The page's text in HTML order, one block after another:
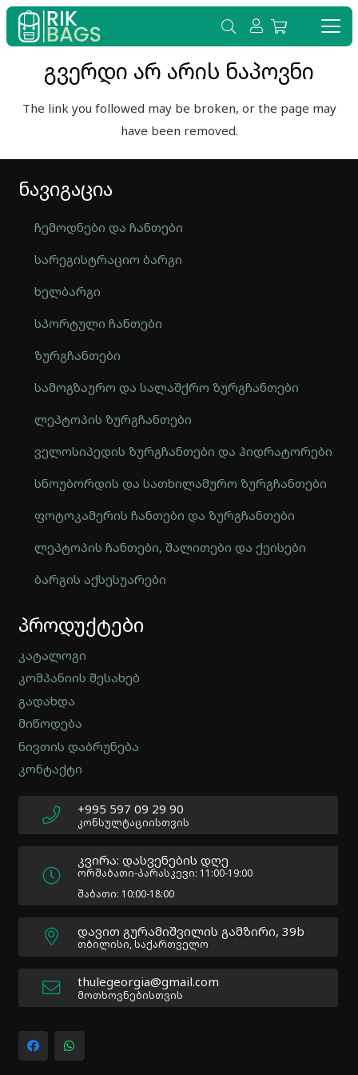
გვერდი არ არის ნაპოვნი
The link you followed may be broken, or the page may
have been removed.
ნავიგაცია
ჩემოდნები და ჩანთები
სარეგისტრაციო ბარგი
ხელბარგი
სპორტული ჩანთები
ზურგჩანთები
სამოგზაურო და სალაშქრო ზურგჩანთები
ლეპტოპის ზურგჩანთები
ველოსიპედის ზურგჩანთები და ჰიდრატორები
სნოუბორდის და სათხილამურო ზურგჩანთები
ფოტოკამერის ჩანთები და ზურგჩანთები
ლეპტოპის ჩანთები, შალითები და ქეისები
ბარგის აქსესუარები
Hierarchic
Categories
in
Menu
-
Version
2.0.12
Author:
Atakan
Docs:
https://atakanau.blogspot.com/2021/01/automatic-
menu-
plugin.html
|
Active
Theme:
Impreza
Child
(Impreza-
Parent
პროდუქტები
კატალოგი
კომპანიის შესახებ
გადახდა
მიწოდება
ნივთის დაბრუნება
კონტაქტი
+995 597 09 29 90
კონსულტაციისთვის
კვირა: დასვენების დღე
ორშაბათი-პარასკევი: 11:00-19:00
შაბათი: 10:00-18:00
დავით გურამიშვილის გამზირი, 39b
თბილისი, საქართველო
thulegeorgia@gmail.com
მოთხოვნებისთვის